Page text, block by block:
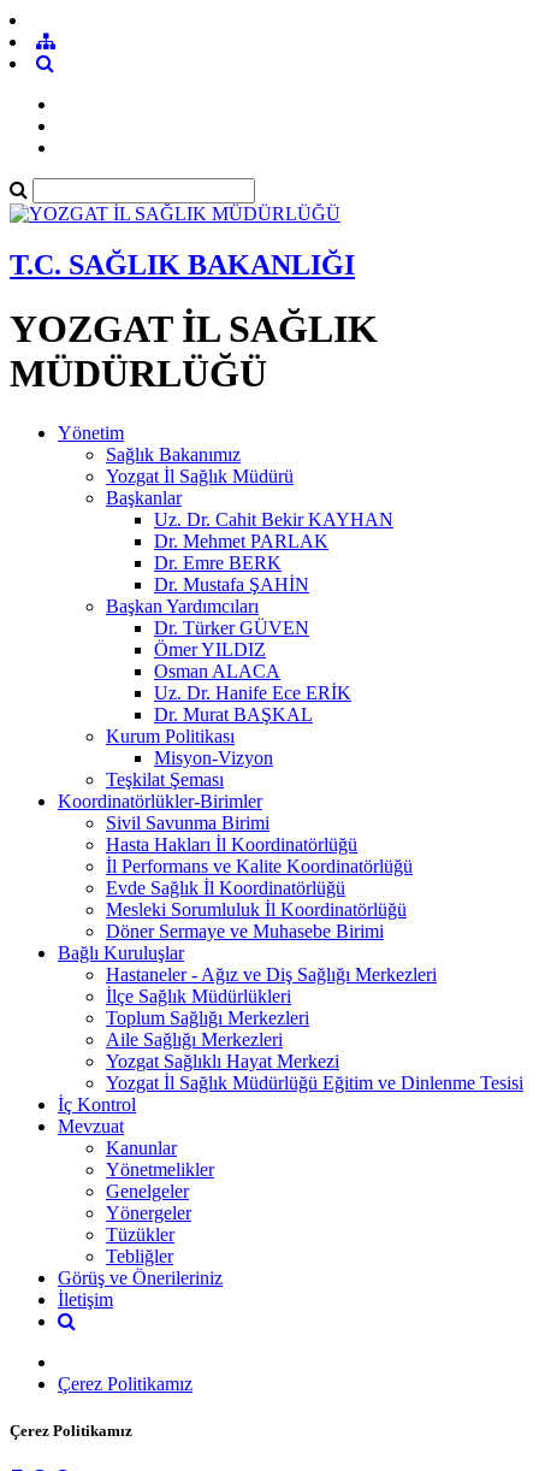
T.C. SAĞLIK BAKANLIĞI
YOZGAT İL SAĞLIK
MÜDÜRLÜĞÜ
Yönetim
Sağlık Bakanımız
Yozgat İl Sağlık Müdürü
Başkanlar
Uz. Dr. Cahit Bekir KAYHAN
Dr. Mehmet PARLAK
Dr. Emre BERK
Dr. Mustafa ŞAHİN
Başkan Yardımcıları
Dr. Türker GÜVEN
Ömer YILDIZ
Osman ALACA
Uz. Dr. Hanife Ece ERİK
Dr. Murat BAŞKAL
Kurum Politikası
Misyon-Vizyon
Teşkilat Şeması
Koordinatörlükler-Birimler
Sivil Savunma Birimi
Hasta Hakları İl Koordinatörlüğü
İl Performans ve Kalite Koordinatörlüğü
Evde Sağlık İl Koordinatörlüğü
Mesleki Sorumluluk İl Koordinatörlüğü
Döner Sermaye ve Muhasebe Birimi
Bağlı Kuruluşlar
Hastaneler - Ağız ve Diş Sağlığı Merkezleri
İlçe Sağlık Müdürlükleri
Toplum Sağlığı Merkezleri
Aile Sağlığı Merkezleri
Yozgat Sağlıklı Hayat Merkezi
Yozgat İl Sağlık Müdürlüğü Eğitim ve Dinlenme Tesisi
İç Kontrol
Mevzuat
Kanunlar
Yönetmelikler
Genelgeler
Yönergeler
Tüzükler
Tebliğler
Görüş ve Önerileriniz
İletişim
Çerez Politikamız
Çerez Politikamız